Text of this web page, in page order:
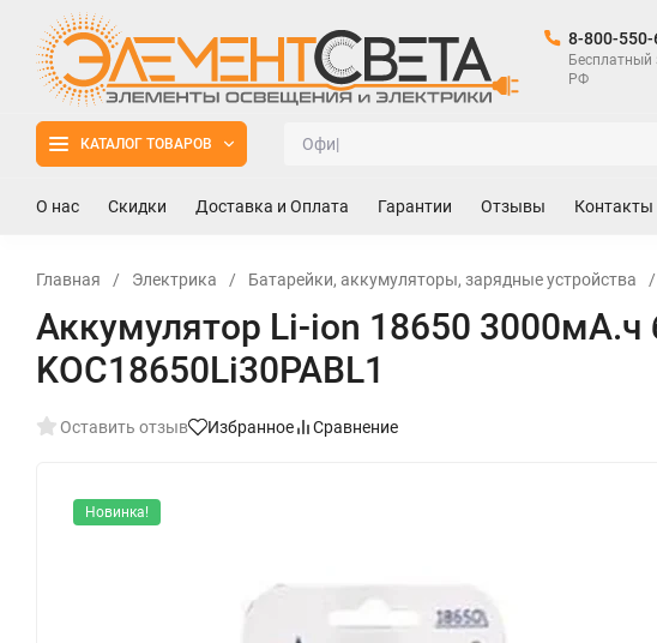
8-800-
Бесплатный
РФ
КАТАЛОГ ТОВАРОВ
О нас Скидки Доставка и Оплата Гарантии Отзывы Контакты
Главная / Электрика / Батарейки, аккумуляторы, зарядные устройства /
Аккумулятор Li-ion 18650
KOC18650Li30PABL1
Оставить отзыв Избранное Сравнение
Новинка!